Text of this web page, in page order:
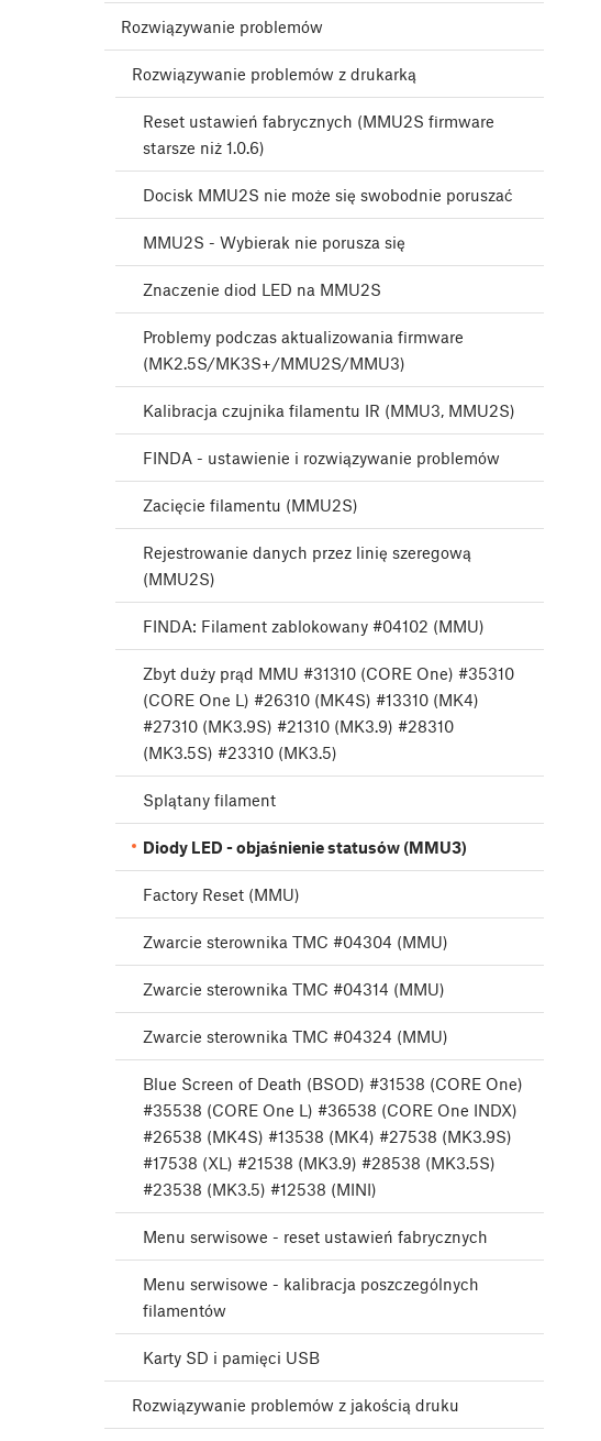
Rozwiązywanie problemów
Rozwiązywanie problemów z drukarką
Reset ustawień fabrycznych (MMU2S firmware
starsze niż 1.0.6)
Docisk MMU2S nie może się swobodnie poruszać
MMU2S - Wybierak nie porusza się
Znaczenie diod LED na MMU2S
Problemy podczas aktualizowania firmware
(MK2.5S/MK3S+/MMU2S/MMU3)
Kalibracja czujnika filamentu IR (MMU3, MMU2S)
FINDA - ustawienie i rozwiązywanie problemów
Zacięcie filamentu (MMU2S)
Rejestrowanie danych przez linię szeregową
(MMU2S)
FINDA: Filament zablokowany #04102 (MMU)
Zbyt duży prąd MMU #31310 (CORE One) #35310
(CORE One L) #26310 (MK4S) #13310 (MK4)
#27310 (MK3.9S) #21310 (MK3.9) #28310
(MK3.5S) #23310 (MK3.5)
Splątany filament
Diody LED - objaśnienie statusów (MMU3)
Factory Reset (MMU)
Zwarcie sterownika TMC #04304 (MMU)
Zwarcie sterownika TMC #04314 (MMU)
Zwarcie sterownika TMC #04324 (MMU)
Blue Screen of Death (BSOD) #31538 (CORE One)
#35538 (CORE One L) #36538 (CORE One INDX)
#26538 (MK4S) #13538 (MK4) #27538 (MK3.9S)
#17538 (XL) #21538 (MK3.9) #28538 (MK3.5S)
#23538 (MK3.5) #12538 (MINI)
Menu serwisowe - reset ustawień fabrycznych
Menu serwisowe - kalibracja poszczególnych
filamentów
Karty SD i pamięci USB
Rozwiązywanie problemów z jakością druku